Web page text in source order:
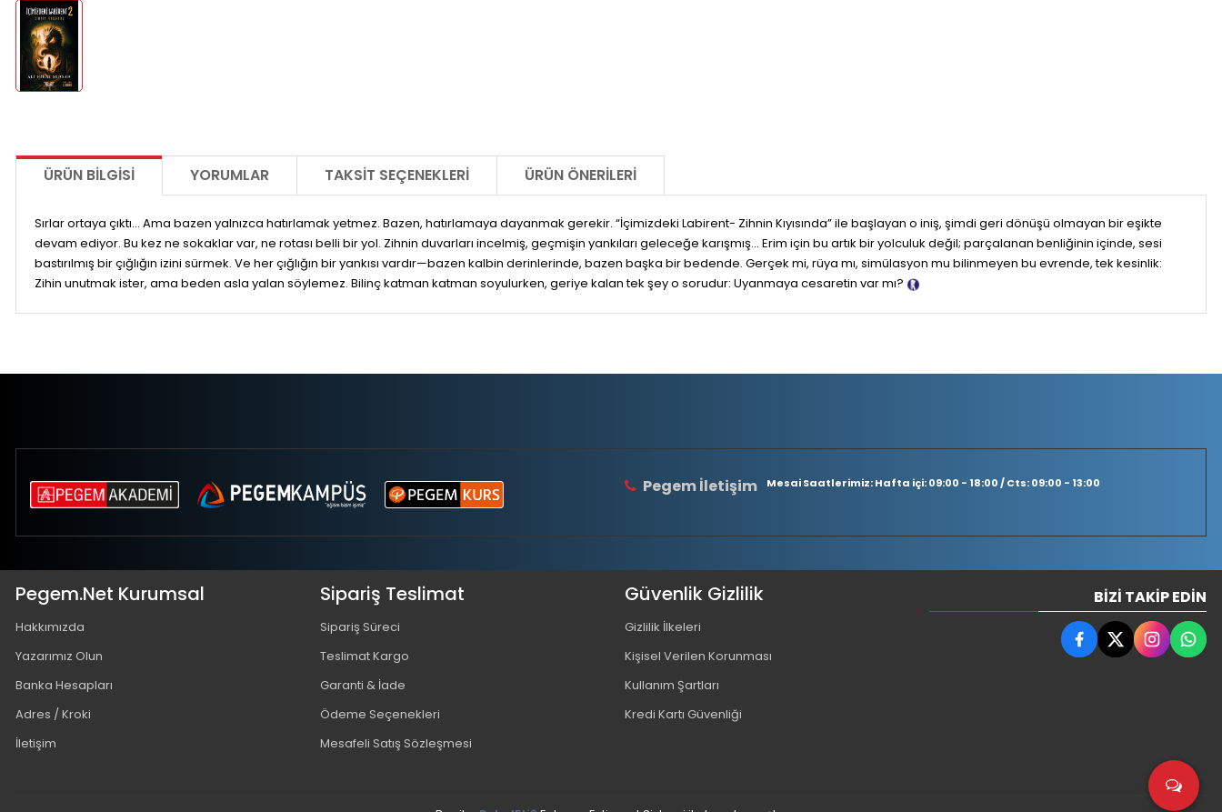
ÜRÜN BILGISI YORUMLAR TAKSIT SEÇENEKLERI ÜRÜN ÖNERILERI
Sırlar ortaya çıktı... Ama bazen yalnızca hatırlamak yetmez. Bazen, hatırlamaya dayanmak gerekir. “İçimizdeki Labirent- Zihnin Kıyısında” ile başlayan o iniş, şimdi geri dönüşü olmayan bir eşikte
devam ediyor. Bu kez ne sokaklar var, ne rotası belli bir yol. Zihnin duvarları incelmiş, geçmişin yankıları geleceğe karışmış… Erim için bu artık bir yolculuk değil; parçalanan benliğinin içinde, sesi
bastırılmış bir çığlığın izini sürmek. Ve her çığlığın bir yankısı vardır—bazen kalbin derinlerinde, bazen başka bir bedende. Gerçek mi, rüya mı, simülasyon mu bilinmeyen bu evrende, tek kesinlik:
Zihin unutmak ister, ama beden asla yalan söylemez. Bilinç katman katman soyulurken, geriye kalan tek şey o sorudur: Uyanmaya cesaretin var mı?
Pegem İletişim Mesai Saatlerimiz: Hafta içi: 09:00 - 18:00 / Cts: 09:00 - 13:00
Pegem.Net Kurumsal
Hakkımızda
Yazarımız Olun
Banka Hesapları
Adres / Kroki
İletişim
Sipariş Teslimat
Sipariş Süreci
Teslimat Kargo
Garanti & İade
Ödeme Seçenekleri
Mesafeli Satış Sözleşmesi
Güvenlik Gizlilik
Gizlilik İlkeleri
Kişisel Verilen Korunması
Kullanım Şartları
Kredi Kartı Güvenliği
BIZI TAKIP EDIN